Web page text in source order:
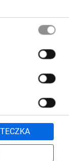
600